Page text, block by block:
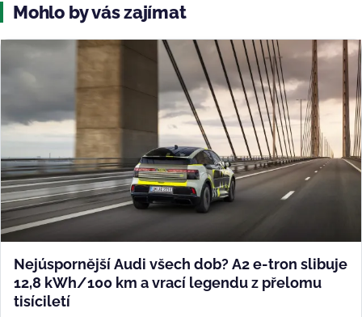
Mohlo by vás zajímat
Nejúspornější Audi všech dob? A2 e-tron slibuje
12,8 kWh/100 km a vrací legendu z přelomu
tisíciletí